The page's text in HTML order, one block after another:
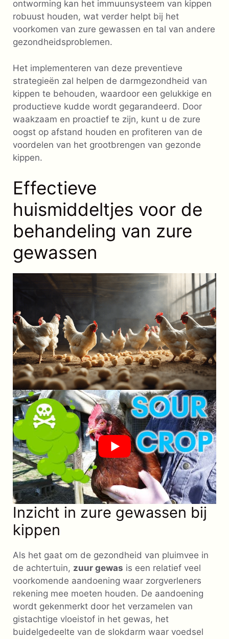
ontworming kan het immuunsysteem van kippen
robuust houden, wat verder helpt bij het
voorkomen van zure gewassen en tal van andere
gezondheidsproblemen.
Het implementeren van deze preventieve
strategieën zal helpen de darmgezondheid van
kippen te behouden, waardoor een gelukkige en
productieve kudde wordt gegarandeerd. Door
waakzaam en proactief te zijn, kunt u de zure
oogst op afstand houden en profiteren van de
voordelen van het grootbrengen van gezonde
kippen.
Effectieve
huismiddeltjes voor de
behandeling van zure
gewassen
Inzicht in zure gewassen bij
kippen
Als het gaat om de gezondheid van pluimvee in
de achtertuin, zuur gewas is een relatief veel
voorkomende aandoening waar zorgverleners
rekening mee moeten houden. De aandoening
wordt gekenmerkt door het verzamelen van
gistachtige vloeistof in het gewas, het
buidelgedeelte van de slokdarm waar voedsel